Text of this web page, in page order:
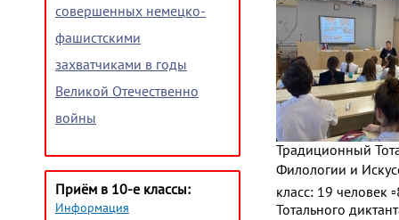
совершенных немецко-
фашистскими
захватчиками в годы
Великой Отечественно
войны
Приём в 10-е классы:
Информация
Традиционный
Филологии и
класс: 19 человек
Тотального